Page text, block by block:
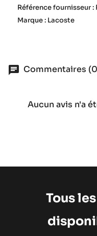
Référence fournisseur :
Marque : Lacoste
Commentaires
Aucun avis n'a
Tous